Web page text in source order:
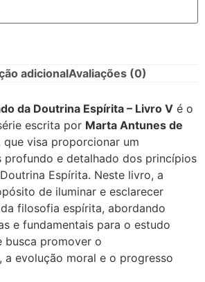
adicionalAvaliações (0)
da Doutrina Espírita – Livro V é o
escrita por Marta Antunes de
que visa proporcionar um
profundo e detalhado dos princípios
Espírita. Neste livro, a
de iluminar e esclarecer
filosofia espírita, abordando
e fundamentais para o estudo
busca promover o
a evolução moral e o progresso